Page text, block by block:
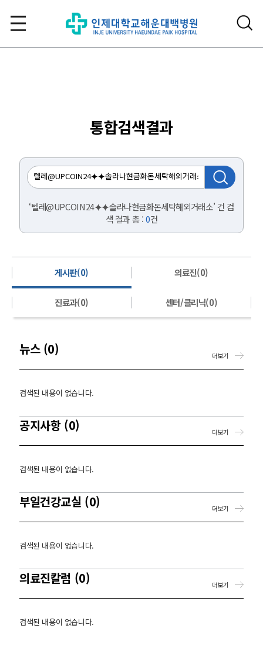
통합검색결과
‘텔레@UPCOIN24⯌⯌솔라나현금화돈세탁해외거래소’ 건 검
색 결과 총 :0건
게시판(0) 의료진(0)
진료과(0) 센터/클리닉(0)
뉴스 (0)
검색된 내용이 없습니다.
더보기
공지사항 (0)
검색된 내용이 없습니다.
더보기
부일건강교실 (0)
검색된 내용이 없습니다.
더보기
의료진칼럼 (0)
검색된 내용이 없습니다.
더보기